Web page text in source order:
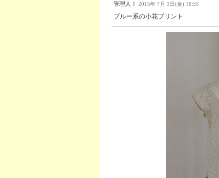
管理人Ｉ 2015年 7月 3日(金) 18:55
ブルー系の小花プリント